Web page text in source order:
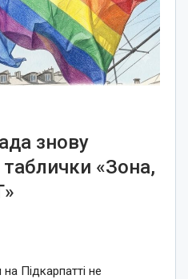
знову
«Зона,
Підкарпатті не